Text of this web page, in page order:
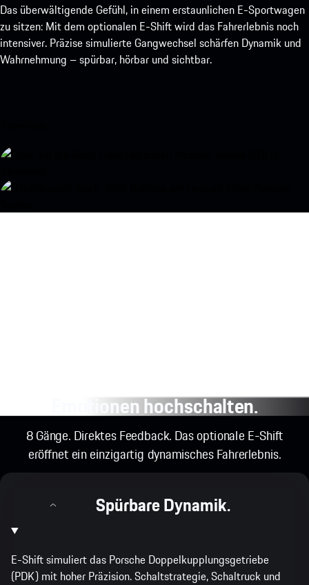
Das überwältigende Gefühl, in einem erstaunlichen E-Sportwagen
zu sitzen: Mit dem optionalen E-Shift wird das Fahrerlebnis noch
intensiver. Präzise simulierte Gangwechsel schärfen Dynamik und
Wahrnehmung – spürbar, hörbar und sichtbar.
Emotionen hochschalten.
8 Gänge. Direktes Feedback. Das optionale E-Shift
eröffnet ein einzigartig dynamisches Fahrerlebnis.
Spürbare Dynamik.
E-Shift simuliert das Porsche Doppelkupplungsgetriebe
(PDK) mit hoher Präzision. Schaltstrategie, Schaltruck und